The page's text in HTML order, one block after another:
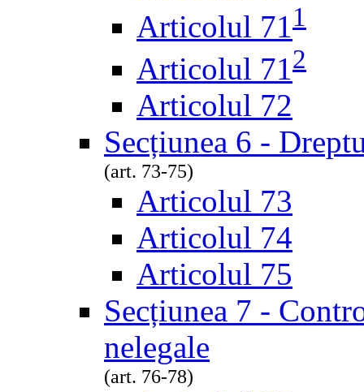
Articolul 711
Articolul 712
Articolul 72
Secțiunea 6 -
(art. 73-75)
Articolul 73
Articolul 74
Articolul 75
Secțiunea 7 -
nelegale
(art. 76-78)